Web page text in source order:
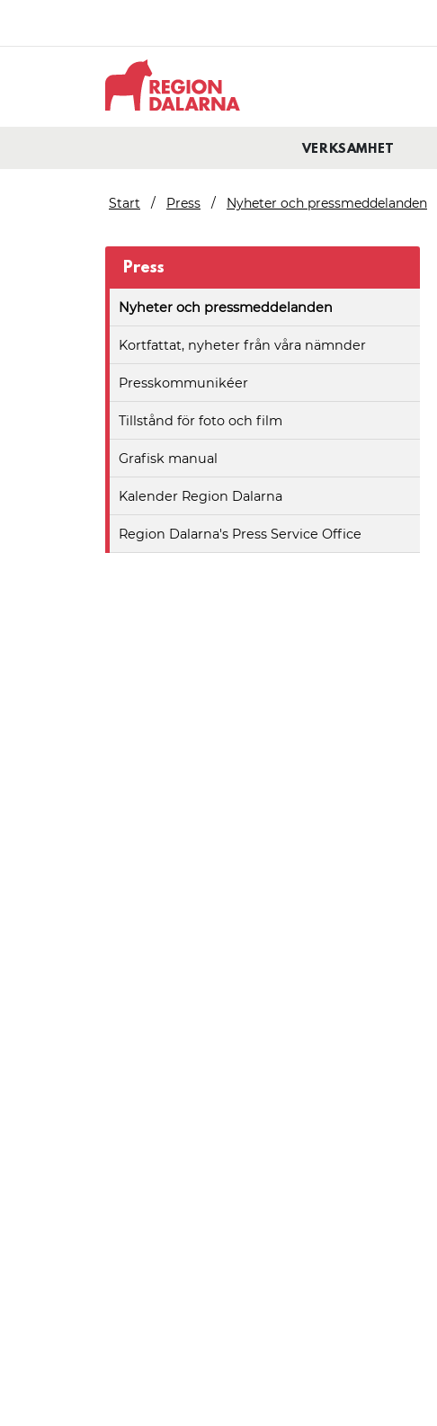
VERKSAMHET
Start Press Nyheter och pressmeddelanden
Press
Nyheter och pressmeddelanden
Kortfattat, nyheter från våra nämnder
Presskommunikéer
Tillstånd för foto och film
Grafisk manual
Kalender Region Dalarna
Region Dalarna's Press Service Office